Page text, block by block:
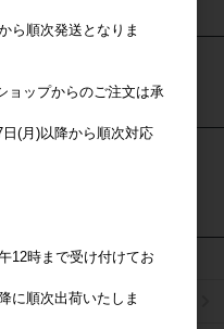
す
ら順次発送となりま
ョップからのご注文は承
(月)以降から順次対応
12時まで受け付けてお
に順次出荷いたしま